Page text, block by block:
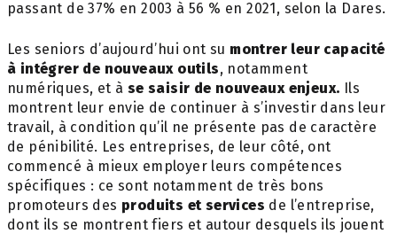
passant de 37% en 2003 à 56 % en 2021, selon la Dares.
Les seniors d’aujourd’hui ont su montrer leur capacité
à intégrer de nouveaux outils, notamment
numériques, et à se saisir de nouveaux enjeux. Ils
montrent leur envie de continuer à s’investir dans leur
travail, à condition qu’il ne présente pas de caractère
de pénibilité. Les entreprises, de leur côté, ont
commencé à mieux employer leurs compétences
spécifiques : ce sont notamment de très bons
promoteurs des produits et services de l’entreprise,
dont ils se montrent fiers et autour desquels ils jouent